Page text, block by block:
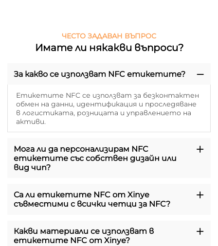
ЧЕСТО ЗАДАВАН ВЪПРОС
Имате ли някакви въпроси?
За какво се използват NFC етикетите?
Етикетите NFC се използват за безконтактен
обмен на данни, идентификация и проследяване
в логистиката, розницата и управлението на
активи.
Мога ли да персонализирам NFC
етикетите със собствен дизайн или
вид чип?
Са ли етикетите NFC от Xinye
съвместими с всички четци за NFC?
Какви материали се използват в
етикетите NFC от Xinye?